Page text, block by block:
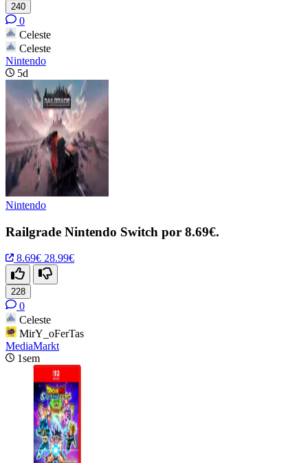
240
0
Celeste
Celeste
Nintendo
5d
Nintendo
Railgrade Nintendo Switch por 8.69€.
8.69€ 28.99€
228
0
Celeste
MirY_oFerTas
MediaMarkt
1sem